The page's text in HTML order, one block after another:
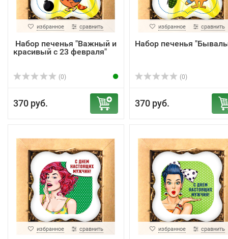
избранное сравнить
Набор печенья "Важный и
красивый с 23 февраля"
(0)
370 руб.
избранное сравнить
Набор печенья
(0)
370 руб.
избранное сравнить избранное сравнить